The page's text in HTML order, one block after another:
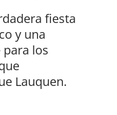
fiesta
y una
los
Lauquen.